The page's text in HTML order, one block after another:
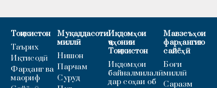
Тоҷикистон
Таърих
Иқтисодӣ
Фарҳанг ва
маориф
Муқаддасоти
миллӣ
Нишон
Парчам
Суруд
Иқдомҳои
ҷаҳонии
Тоҷикистон
Иқдомҳои
байналмилалӣ
дар соҳаи об
Мавзеъҳои
фарҳангию
сайёҳӣ
Боғи
миллӣ
Саразм